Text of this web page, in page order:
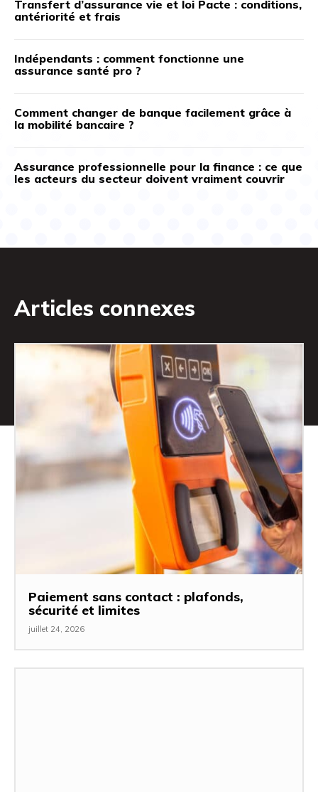
Transfert d’assurance vie et loi Pacte : conditions,
antériorité et frais
Indépendants : comment fonctionne une
assurance santé pro ?
Comment changer de banque facilement grâce à
la mobilité bancaire ?
Assurance professionnelle pour la finance : ce que
les acteurs du secteur doivent vraiment couvrir
Articles connexes
Paiement sans contact : plafonds,
sécurité et limites
juillet 24, 2026